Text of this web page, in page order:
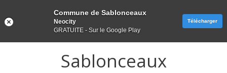
Sablonceaux
Commune de Sablonceaux
Neocity
GRATUITE - Sur le Google Play
Télécharger